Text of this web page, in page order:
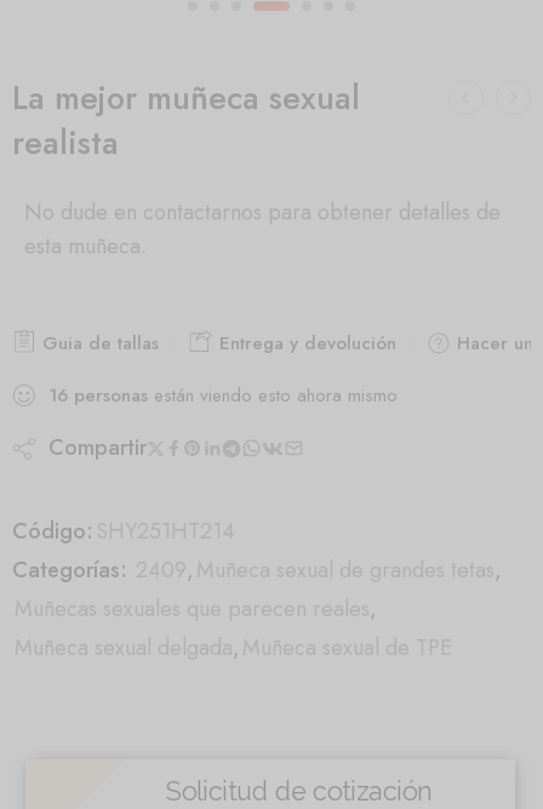
La mejor muñeca sexual
realista
No dude en contactarnos para obtener detalles de
esta muñeca.
Guia de tallas Entrega y devolución
Hacer
16 personas están viendo esto ahora mismo
Compartir
Código: SHY251HT214
Categorías: 2409,Muñeca sexual de grandes tetas,
Muñecas sexuales que parecen reales,
Muñeca sexual delgada,Muñeca sexual de TPE
Solicitud de cotización